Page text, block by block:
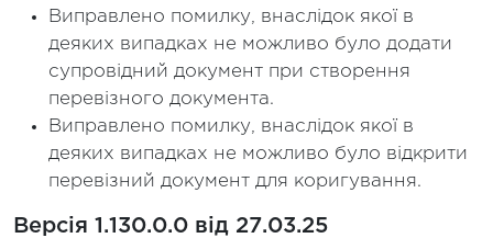
Виправлено помилку, внаслідок якої в
деяких випадках не можливо було додати
супровідний документ при створення
перевізного документа.
Виправлено помилку, внаслідок якої в
деяких випадках не можливо було відкрити
перевізний документ для коригування.
Версія 1.130.0.0 від 27.03.25